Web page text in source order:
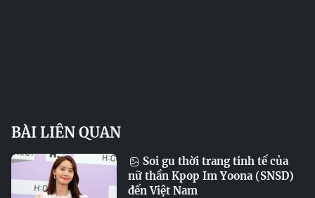
BÀI LIÊN QUAN
Soi gu thời trang tinh tế của
nữ thần Kpop Im Yoona (SNSD)
đến Việt Nam